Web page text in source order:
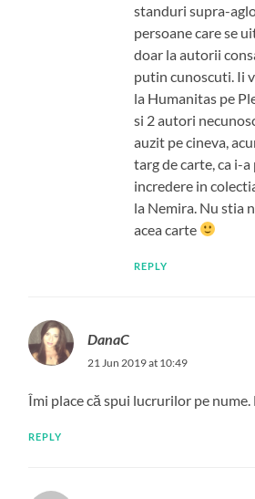
standuri supra-
persoane care se
doar la autorii
putin cunoscuti. Ii
la Humanitas pe
si 2 autori
auzit pe cineva,
targ de carte, ca i-
incredere in
la Nemira. Nu stia
acea carte
REPLY
DanaC
21 Jun 2019 at 10:49
Îmi place că spui lucrurilor pe nume.
REPLY